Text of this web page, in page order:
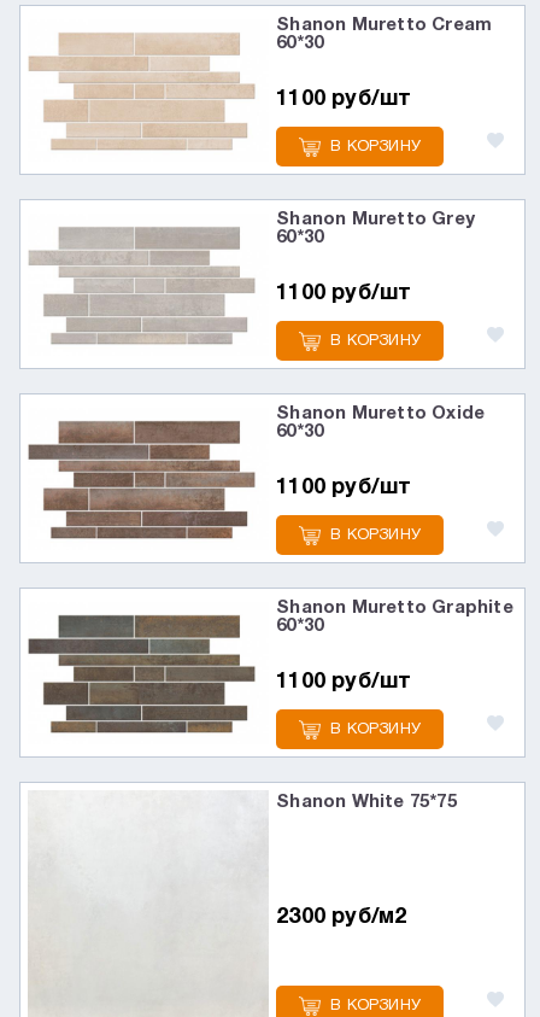
Shanon Muretto Cream
60*30
1100 руб/шт
В КОРЗИНУ
Shanon Muretto Grey
60*30
1100 руб/шт
В КОРЗИНУ
Shanon Muretto Oxide
60*30
1100 руб/шт
В КОРЗИНУ
Shanon Muretto Graphite
60*30
1100 руб/шт
В КОРЗИНУ
Shanon White 75*75
2300 руб/м2
В КОРЗИНУ